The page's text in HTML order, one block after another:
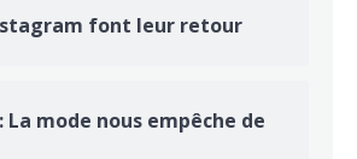
font leur retour
La mode nous empêche de